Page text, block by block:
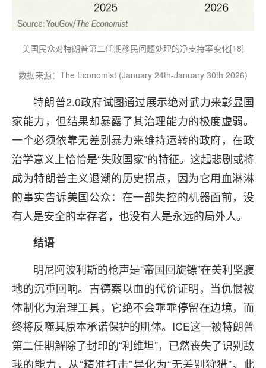
美国民众对特朗普第二任期移民问题处理的净支持率变化[18]
数据来源：The Economist (January 24th-January 30th 2026)
特朗普2.0政府试图通过展示绝对武力来彰显国
家能力，但结果却暴露了其治理能力的极度虚弱。
一个必须依靠无差别暴力来维持运转的政府，在政
治学意义上恰恰是“失败国家”的特征。这起悲剧或将
成为特朗普主义退潮的历史拐点，因为它用血淋淋
的事实告诉美国公众：在一部失控的机器面前，没
有人是安全的幸存者，也没有人是永远的局外人。
结语
明尼阿波利斯的枪声是“帝国回旋镖”在美利坚腹
地的沉重回响。古德案以血的代价证明，当仇恨被
体制化为治理工具，它绝不会乖乖停留在边境，而
终将反噬其原本承诺保护的肌体。ICE这一被特朗普
第二任期解除了封印的“利维坦”，已然丧失了识别敌
我的能力，从“精准打击”异化为“无差别狩猎”。此